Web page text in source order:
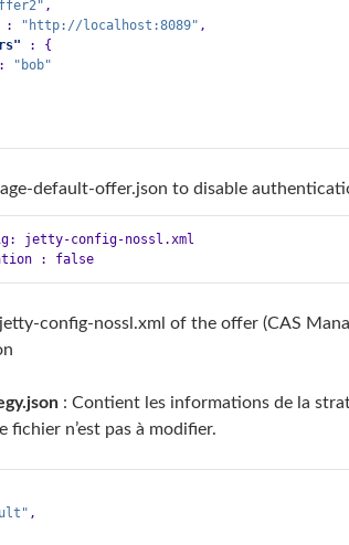
,
: "http://localhost:8089" ,
:
{
:
"bob"
default-offer.json to disable
jetty-config-nossl.xml
authentication : false
config-nossl.xml of the offer (CAS
: Contient les informations de la
fichier n’est pas à modifier.
,